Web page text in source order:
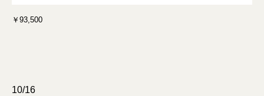
￥93,500
10/16